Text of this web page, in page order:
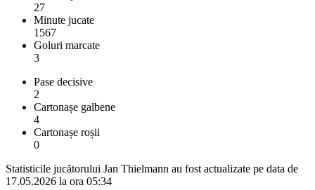
27
Minute jucate
1567
Goluri marcate
3
Pase decisive
2
Cartonașe galbene
4
Cartonașe roșii
0
Statisticile jucătorului Jan Thielmann au fost actualizate pe data de
17.05.2026 la ora 05:34